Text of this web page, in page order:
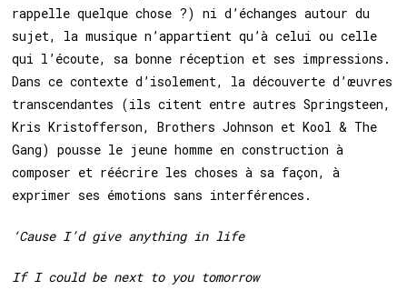
rappelle quelque chose ?) ni d’échanges autour du
sujet, la musique n’appartient qu’à celui ou celle
qui l’écoute, sa bonne réception et ses impressions.
Dans ce contexte d’isolement, la découverte d’œuvres
transcendantes (ils citent entre autres Springsteen,
Kris Kristofferson, Brothers Johnson et Kool & The
Gang) pousse le jeune homme en construction à
composer et réécrire les choses à sa façon, à
exprimer ses émotions sans interférences.
‘Cause I’d give anything in life
If I could be next to you tomorrow